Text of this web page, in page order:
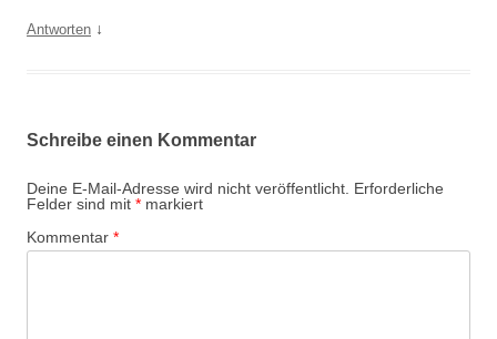
Antworten ↓
Schreibe einen Kommentar
Deine E-Mail-Adresse wird nicht veröffentlicht. Erforderliche
Felder sind mit * markiert
Kommentar *